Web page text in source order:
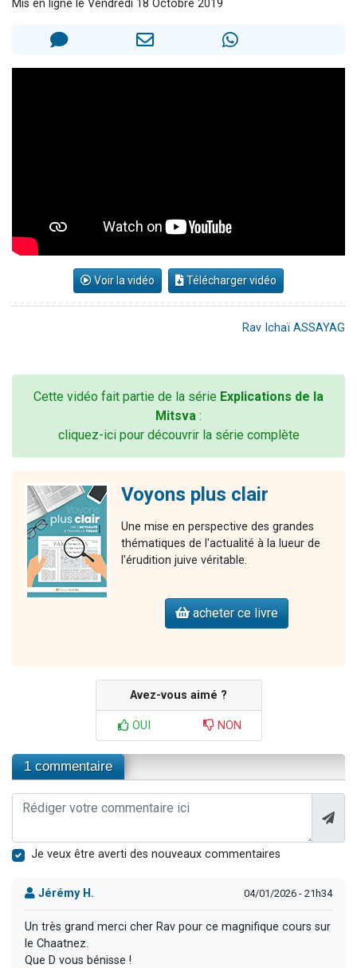
Mis en ligne le Vendredi 18 Octobre 2019
Voir la vidéo Télécharger vidéo
Rav Ichaï ASSAYAG
Cette vidéo fait partie de la série Explications de la
Mitsva :
cliquez-ici pour découvrir la série complète
Voyons plus clair
Une mise en perspective des grandes
thématiques de l'actualité à la lueur de
l'érudition juive véritable.
acheter ce livre
Avez-vous aimé ?
OUI NON
1 commentaire
Je veux être averti des nouveaux commentaires
Jérémy H. 04/01/2026 - 21h34
Un très grand merci cher Rav pour ce magnifique cours sur
le Chaatnez.
Que D vous bénisse !